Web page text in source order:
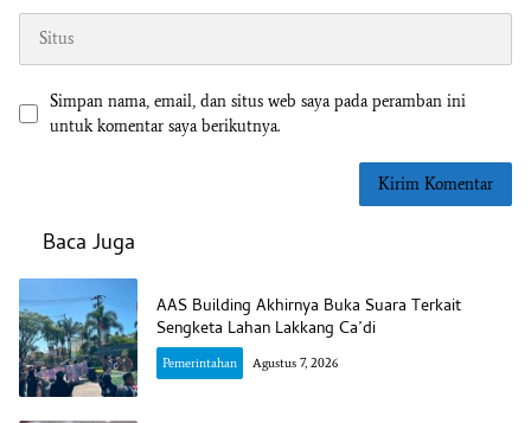
Simpan nama, email, dan situs web saya pada peramban ini
untuk komentar saya berikutnya.
Baca Juga
AAS Building Akhirnya Buka Suara Terkait
Sengketa Lahan Lakkang Ca’di
Pemerintahan Agustus 7, 2026